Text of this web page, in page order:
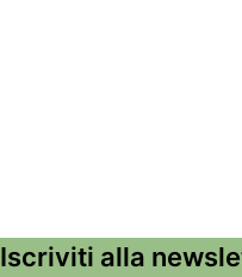
Iscriviti alla